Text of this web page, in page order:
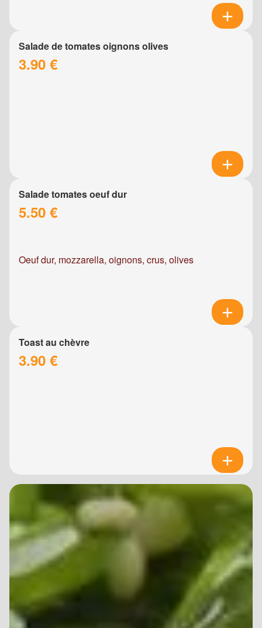
Salade de tomates oignons olives
3.90 €
Salade tomates oeuf dur
5.50 €
Oeuf dur, mozzarella, oignons, crus, olives
Toast au chèvre
3.90 €